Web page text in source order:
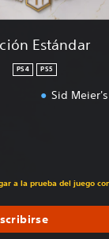
Estándar
PS4 PS5
Sid
a la prueba del juego